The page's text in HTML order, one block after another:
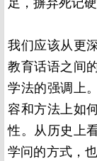
足，摒弃死记
我们应该从更
教育话语之间
学法的强调上
容和方法上如
性。从历史上
学问的方式，